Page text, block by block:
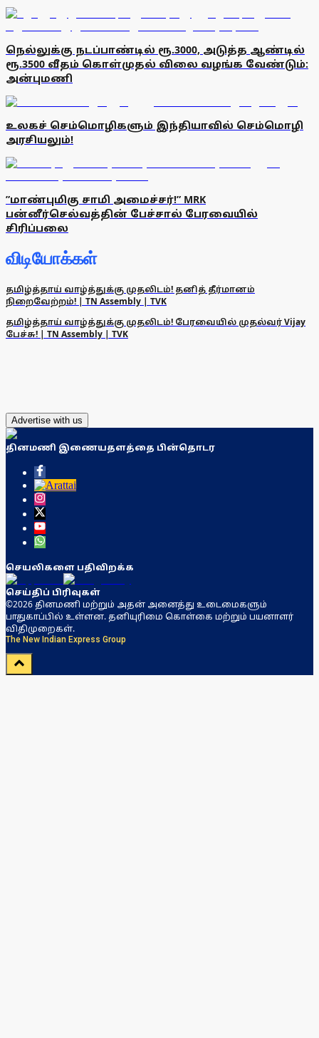
நெல்லுக்கு நடப்பாண்டில் ரூ.3000, அடுத்த ஆண்டில்
ரூ.3500 வீதம் கொள்முதல் விலை வழங்க வேண்டும்:
அன்புமணி
உலகச் செம்மொழிகளும் இந்தியாவில் செம்மொழி
அரசியலும்!
”மாண்புமிகு சாமி அமைச்சர்!” MRK
பன்னீர்செல்வத்தின் பேச்சால் பேரவையில்
சிரிப்பலை
விடியோக்கள்
தமிழ்த்தாய் வாழ்த்துக்கு முதலிடம்! தனித் தீர்மானம்
நிறைவேற்றம்! | TN Assembly | TVK
தமிழ்த்தாய் வாழ்த்துக்கு முதலிடம்! பேரவையில் முதல்வர் Vijay
பேச்சு! | TN Assembly | TVK
Advertise with us
தினமணி இணையதளத்தை பின்தொடர
செயலிகளை பதிவிறக்க
செய்திப் பிரிவுகள்
©2026 தினமணி மற்றும் அதன் அனைத்து உடைமைகளும்
பாதுகாப்பில் உள்ளன. தனியுரிமை கொள்கை மற்றும் பயனாளர்
விதிமுறைகள்.
The New Indian Express Group